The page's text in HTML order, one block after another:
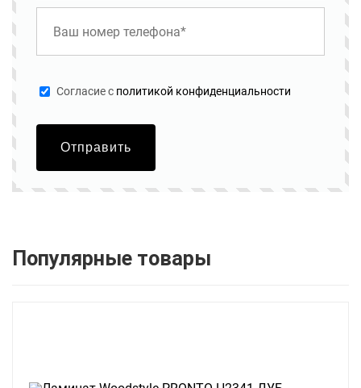
Cогласие с политикой конфиденциальности
Отправить
Популярные товары